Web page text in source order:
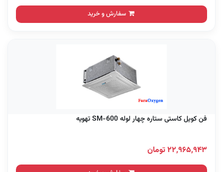
سفارش و خرید
فن کویل کاستی ستاره چهار لوله SM-600 تهویه
۲۲,۹۶۵,۹۴۳ تومان